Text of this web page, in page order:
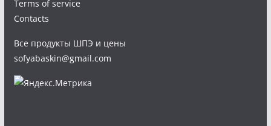
Terms of service
Contacts
Все продукты ШПЭ и цены
sofyabaskin@gmail.com